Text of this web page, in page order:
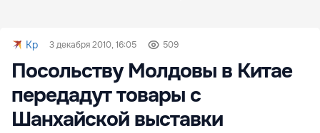
Kp 3 декабря 2010, 16:05 509
Посольству Молдовы в Китае
передадут товары с
Шанхайской выставки